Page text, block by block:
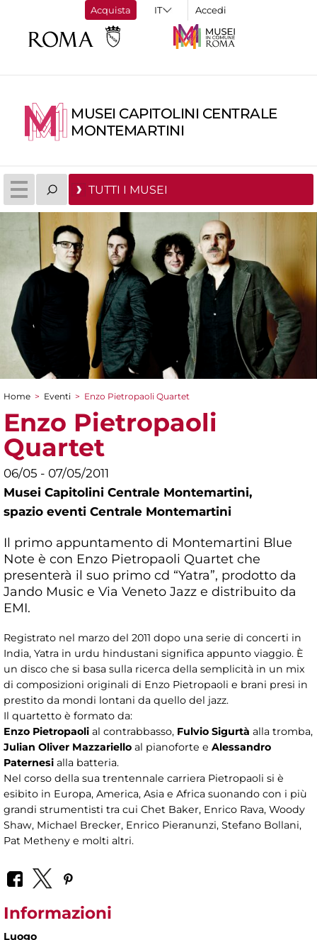
Acquista Accedi
MUSEI CAPITOLINI CENTRALE
MONTEMARTINI
TUTTI I MUSEI
Tu sei qui
Home > Eventi > Enzo Pietropaoli Quartet
Enzo Pietropaoli
Quartet
06/05 - 07/05/2011
Musei Capitolini Centrale Montemartini,
spazio eventi Centrale Montemartini
Il primo appuntamento di Montemartini Blue
Note è con Enzo Pietropaoli Quartet che
presenterà il suo primo cd “Yatra”, prodotto da
Jando Music e Via Veneto Jazz e distribuito da
EMI.
Registrato nel marzo del 2011 dopo una serie di concerti in
India, Yatra in urdu hindustani significa appunto viaggio. È
un disco che si basa sulla ricerca della semplicità in un mix
di composizioni originali di Enzo Pietropaoli e brani presi in
prestito da mondi lontani da quello del jazz.
Il quartetto è formato da:
Enzo Pietropaoli al contrabbasso, Fulvio Sigurtà alla tromba,
Julian Oliver Mazzariello al pianoforte e Alessandro
Paternesi alla batteria.
Nel corso della sua trentennale carriera Pietropaoli si è
esibito in Europa, America, Asia e Africa suonando con i più
grandi strumentisti tra cui Chet Baker, Enrico Rava, Woody
Shaw, Michael Brecker, Enrico Pieranunzi, Stefano Bollani,
Pat Metheny e molti altri.
Informazioni
Luogo